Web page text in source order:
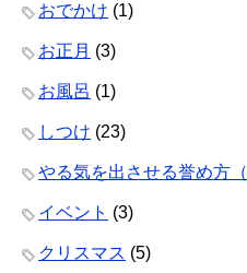
おでかけ (1)
お正月 (3)
お風呂 (1)
しつけ (23)
やる気を出させる誉め方
イベント (3)
クリスマス (5)